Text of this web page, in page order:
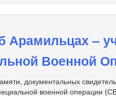
Арамильцах –
Военной
документальных
военной операции